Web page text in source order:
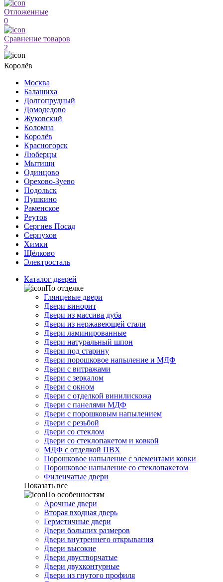
Отложенные
0
Сравнение товаров
2
Королёв
Москва
Балашиха
Долгопрудный
Домодедово
Жуковский
Коломна
Королёв
Красногорск
Люберцы
Мытищи
Одинцово
Орехово-Зуево
Подольск
Пушкино
Раменское
Реутов
Сергиев Посад
Серпухов
Химки
Щёлково
Электросталь
Каталог дверей
По отделке
Глянцевые двери
Двери винорит
Двери из массива дуба
Двери из нержавеющей стали
Двери ламинированные
Двери натуральный шпон
Двери под старину
Двери порошковое напыление и МДФ
Двери с витражами
Двери с зеркалом
Двери с окном
Двери с отделкой винилискожа
Двери с панелями МДФ
Двери с порошковым напылением
Двери с резьбой
Двери со стеклом
Двери со стеклопакетом и ковкой
МДФ с отделкой ПВХ
Порошковое напыление с элементами ковки
Порошковое напыление со стеклопакетом
Филенчатые двери
Показать все
По особенностям
Арочные двери
Вторая входная дверь
Герметичные двери
Двери больших размеров
Двери внутреннего открывания
Двери высокие
Двери двустворчатые
Двери двухконтурные
Двери из гнутого профиля